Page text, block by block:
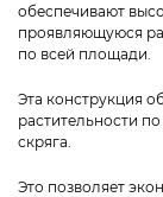
обеспечивают
проявляющуюся
по всей площади.
Эта конструкция
растительности
скряга.
Это позволяет